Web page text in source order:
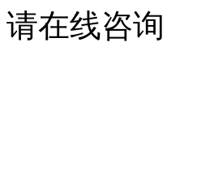
请在线咨询